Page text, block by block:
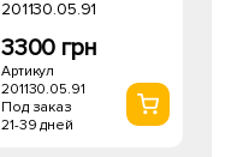
201130.05.91
3300 грн
Артикул
201130.05.91
Под заказ
21-39 дней